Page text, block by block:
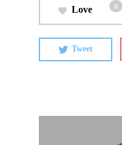
Love 0
Tweet